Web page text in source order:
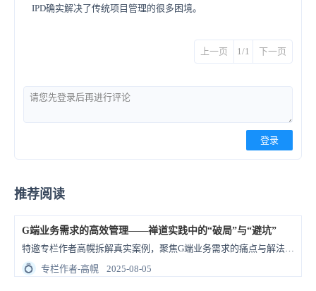
IPD确实解决了传统项目管理的很多困境。
上一页 1/1 下一页
登录
推荐阅读
G端业务需求的高效管理——禅道实践中的“破局”与“避坑”
特邀专栏作者高幌拆解真实案例，聚焦G端业务需求的痛点与解法。希望通过这些落地实践，聊聊如何用禅道实现精准破局、提前避坑！
💍
专栏作者-高幌 2025-08-05